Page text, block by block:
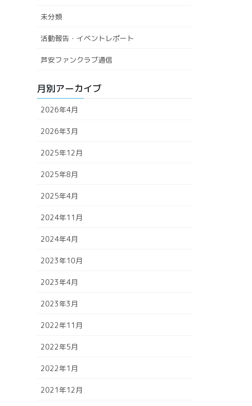
未分類
活動報告・イベントレポート
芦安ファンクラブ通信
月別アーカイブ
2026年4月
2026年3月
2025年12月
2025年8月
2025年4月
2024年11月
2024年4月
2023年10月
2023年4月
2023年3月
2022年11月
2022年5月
2022年1月
2021年12月